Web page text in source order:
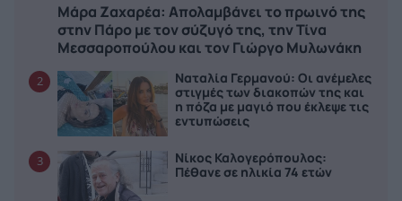
Μάρα Ζαχαρέα: Απολαμβάνει το πρωινό της
στην Πάρο με τον σύζυγό της, την Τίνα
Μεσσαροπούλου και τον Γιώργο Μυλωνάκη
2
Ναταλία Γερμανού: Οι ανέμελες
στιγμές των διακοπών της και
η πόζα με μαγιό που έκλεψε τις
εντυπώσεις
3
Νίκος Καλογερόπουλος:
Πέθανε σε ηλικία 74 ετών